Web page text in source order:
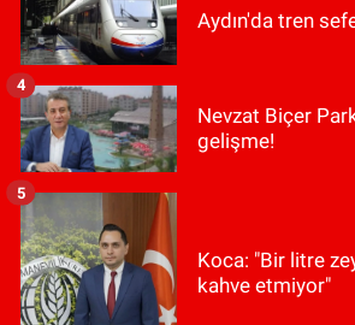
Aydın'da tren
Nevzat Biçer
gelişme!
4
Koca: "Bir litre
kahve etmiyor"
5